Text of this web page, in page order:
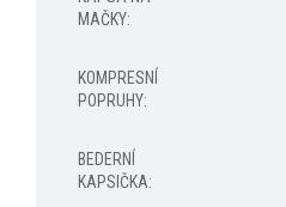
MAČKY:
KOMPRESNÍ
POPRUHY:
BEDERNÍ
KAPSIČKA: